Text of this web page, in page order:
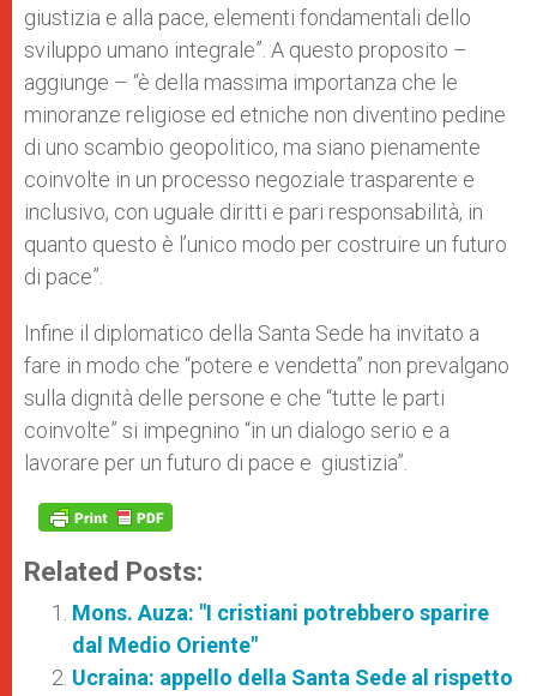
giustizia e alla pace, elementi fondamentali dello
sviluppo umano integrale”. A questo proposito –
aggiunge – “è della massima importanza che le
minoranze religiose ed etniche non diventino pedine
di uno scambio geopolitico, ma siano pienamente
coinvolte in un processo negoziale trasparente e
inclusivo, con uguale diritti e pari responsabilità, in
quanto questo è l’unico modo per costruire un futuro
di pace”.
Infine il diplomatico della Santa Sede ha invitato a
fare in modo che “potere e vendetta” non prevalgano
sulla dignità delle persone e che “tutte le parti
coinvolte” si impegnino “in un dialogo serio e a
lavorare per un futuro di pace e giustizia”.
Related Posts:
Mons. Auza: "I cristiani potrebbero sparire
dal Medio Oriente"
Ucraina: appello della Santa Sede al rispetto